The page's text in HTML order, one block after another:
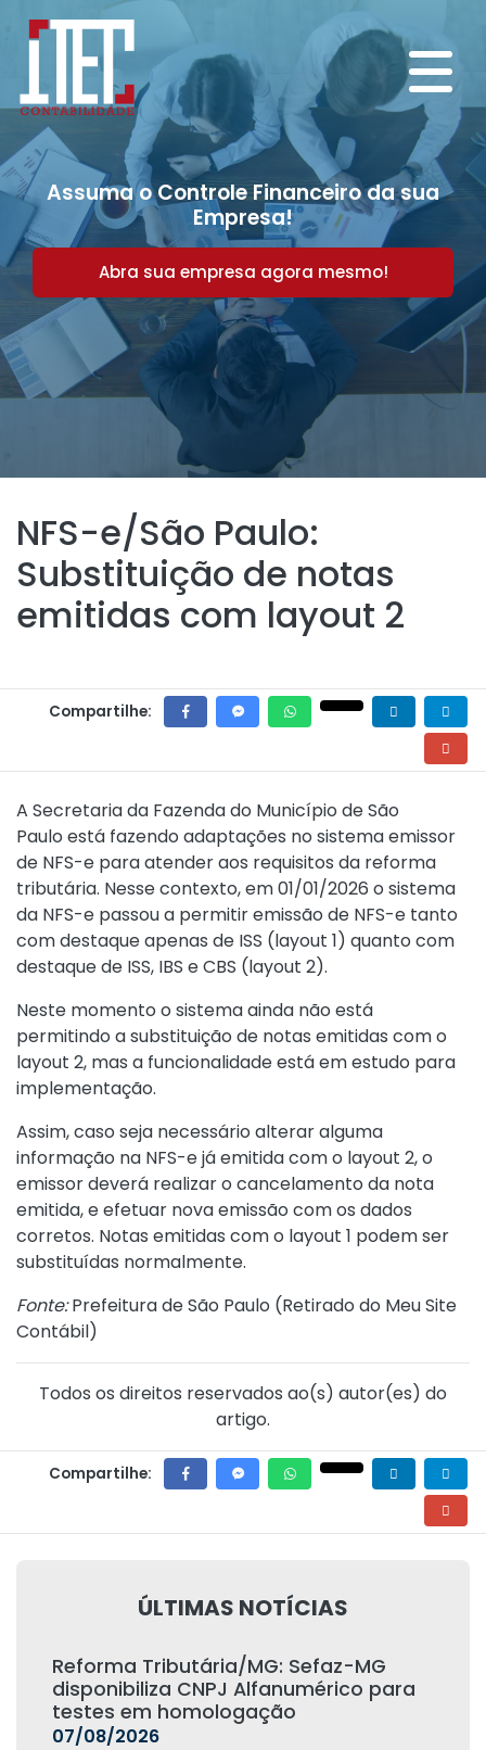
Assuma o Controle Financeiro da sua
Empresa!
Abra sua empresa agora mesmo!
NFS-e/São Paulo:
Substituição de notas
emitidas com layout 2
Compartilhe:
A Secretaria da Fazenda do Município de São
Paulo está fazendo adaptações no sistema emissor
de NFS-e para atender aos requisitos da reforma
tributária. Nesse contexto, em 01/01/2026 o sistema
da NFS-e passou a permitir emissão de NFS-e tanto
com destaque apenas de ISS (layout 1) quanto com
destaque de ISS, IBS e CBS (layout 2).
Neste momento o sistema ainda não está
permitindo a substituição de notas emitidas com o
layout 2, mas a funcionalidade está em estudo para
implementação.
Assim, caso seja necessário alterar alguma
informação na NFS-e já emitida com o layout 2, o
emissor deverá realizar o cancelamento da nota
emitida, e efetuar nova emissão com os dados
corretos. Notas emitidas com o layout 1 podem ser
substituídas normalmente.
Fonte:Prefeitura de São Paulo (Retirado do Meu Site
Contábil)
Todos os direitos reservados ao(s) autor(es) do
artigo.
Compartilhe:
ÚLTIMAS NOTÍCIAS
Reforma Tributária/MG: Sefaz-MG
disponibiliza CNPJ Alfanumérico para
testes em homologação
07/08/2026